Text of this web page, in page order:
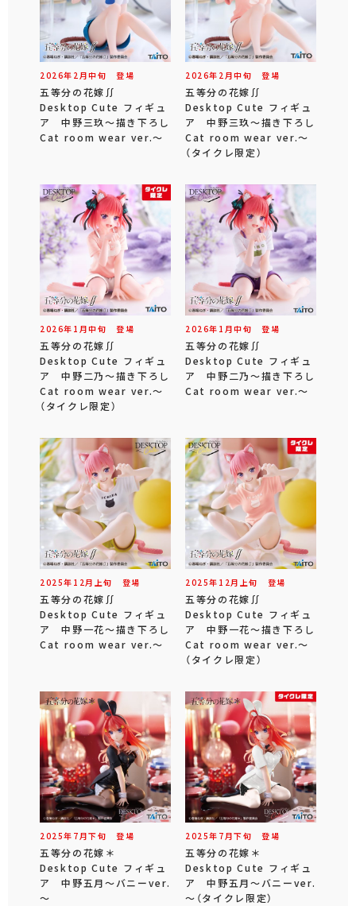
2026年 2 月中旬 登場
五等分の花嫁∬
Desktop Cute フィギュ
ア 中野三玖～描き下ろし
Cat room wear ver.～
2026年 2 月中旬 登場
五等分の花嫁∬
Desktop Cute フィギュ
ア 中野三玖～描き下ろし
Cat room wear ver.～
（タイクレ限定）
2026年 1 月中旬 登場
五等分の花嫁∬
Desktop Cute フィギュ
ア 中野二乃～描き下ろし
Cat room wear ver.～
（タイクレ限定）
2026年 1 月中旬 登場
五等分の花嫁∬
Desktop Cute フィギュ
ア 中野二乃～描き下ろし
Cat room wear ver.～
2025年 12 月 上旬 登場
五等分の花嫁∬
Desktop Cute フィギュ
ア 中野一花～描き下ろし
Cat room wear ver.～
2025年 12 月 上旬 登場
五等分の花嫁∬
Desktop Cute フィギュ
ア 中野一花～描き下ろし
Cat room wear ver.～
（タイクレ限定）
2025年 7 月下旬 登場
五等分の花嫁＊
Desktop Cute フィギュ
ア 中野五月～バニーver.
～
2025年 7 月下旬 登場
五等分の花嫁＊
Desktop Cute フィギュ
ア 中野五月～バニーver.
～（タイクレ限定）